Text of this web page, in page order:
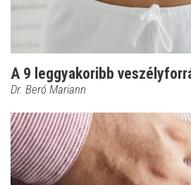
A 9 leggyakoribb
Dr. Beró Mariann